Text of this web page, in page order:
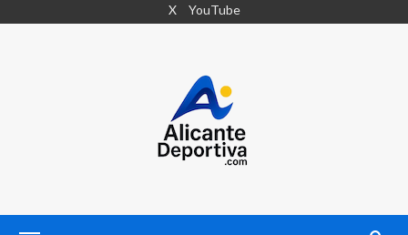
X YouTube